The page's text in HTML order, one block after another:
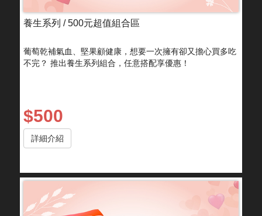
養生系列 / 500元超值組合區
葡萄乾補氣血、堅果顧健康，想要一次擁有卻又擔心買多吃
不完？ 推出養生系列組合，任意搭配享優惠！
$500
詳細介紹